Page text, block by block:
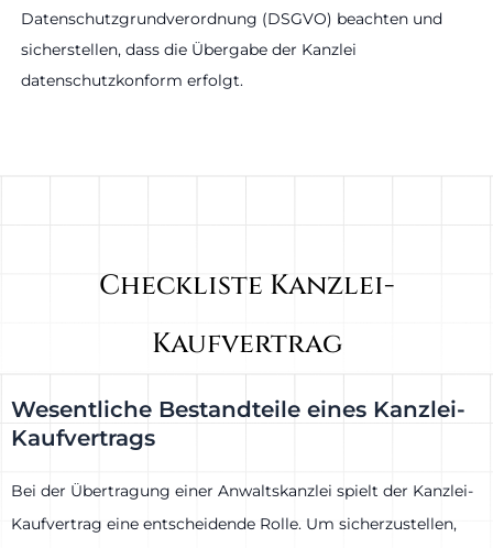
Datenschutzgrundverordnung (DSGVO) beachten und
sicherstellen, dass die Übergabe der Kanzlei
datenschutzkonform erfolgt.
Checkliste Kanzlei-
Kaufvertrag
Wesentliche Bestandteile eines Kanzlei-
Kaufvertrags
Bei der Übertragung einer Anwaltskanzlei spielt der Kanzlei-
Kaufvertrag eine entscheidende Rolle. Um sicherzustellen,